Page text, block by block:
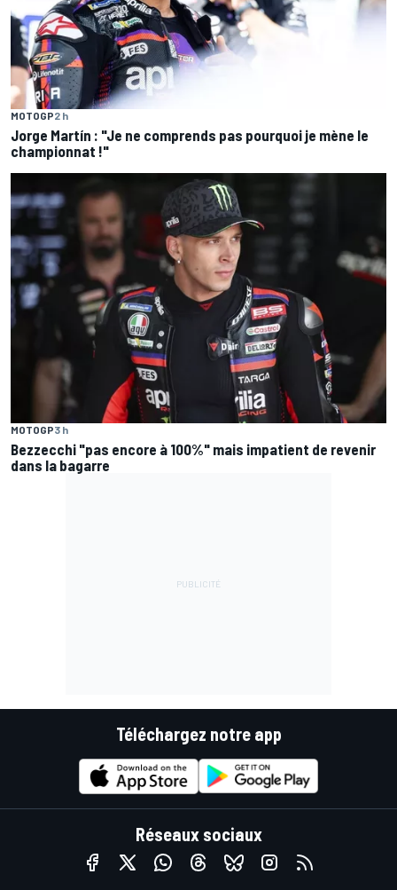
MOTOGP2 h
Jorge Martín : "Je ne comprends pas pourquoi je mène le
championnat !"
MOTOGP3 h
Bezzecchi "pas encore à 100%" mais impatient de revenir
dans la bagarre
Téléchargez notre app
Réseaux sociaux